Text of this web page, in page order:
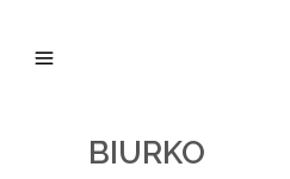
BIURKO